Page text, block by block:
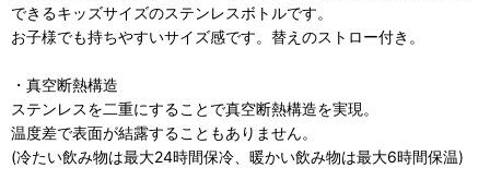
できるキッズサイズのステンレスボトルです。
お子様でも持ちやすいサイズ感です。替えのストロー付き。
・真空断熱構造
ステンレスを二重にすることで真空断熱構造を実現。
温度差で表面が結露することもありません。
(冷たい飲み物は最大24時間保冷、暖かい飲み物は最大6時間保温)